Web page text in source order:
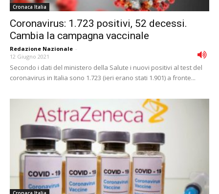
Cronaca Italia
Coronavirus: 1.723 positivi, 52 decessi.
Cambia la campagna vaccinale
Redazione Nazionale -
12 Giugno 2021
Secondo i dati del ministero della Salute i nuovi positivi al test del
coronavirus in Italia sono 1.723 (ieri erano stati 1.901) a fronte...